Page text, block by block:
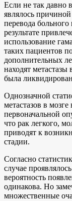
Если не так давно
являлось
перевода больного
результате
использование
таких пациентов
дополнительных
находят метастазы
была
Однозначной
метастазов в
первоначальной
что рак легкого,
приводят к
стадии.
Согласно
случае
вероятность
одинакова. Но
множественные